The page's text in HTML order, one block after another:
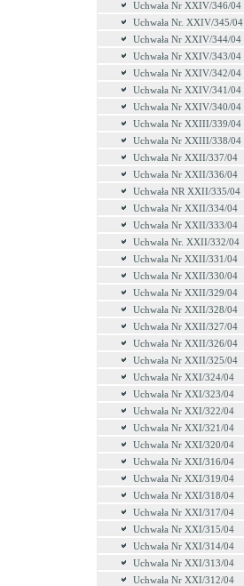
Uchwała Nr XXIV/346/04
Uchwała Nr. XXIV/345/04
Uchwała Nr XXIV/344/04
Uchwała Nr XXIV/343/04
Uchwała Nr XXIV/342/04
Uchwała Nr XXIV/341/04
Uchwała Nr XXIV/340/04
Uchwała Nr XXIII/339/04
Uchwała Nr XXIII/338/04
Uchwała Nr XXII/337/04
Uchwała Nr XXII/336/04
Uchwała NR XXII/335/04
Uchwała Nr XXII/334/04
Uchwała Nr XXII/333/04
Uchwała Nr. XXII/332/04
Uchwała Nr XXII/331/04
Uchwała Nr XXII/330/04
Uchwała Nr XXII/329/04
Uchwała Nr XXII/328/04
Uchwała Nr XXII/327/04
Uchwała Nr XXII/326/04
Uchwała Nr XXII/325/04
Uchwała Nr XXI/324/04
Uchwała Nr XXI/323/04
Uchwała Nr XXI/322/04
Uchwała Nr XXI/321/04
Uchwała Nr XXI/320/04
Uchwała Nr XXI/316/04
Uchwała Nr XXI/319/04
Uchwała Nr XXI/318/04
Uchwała Nr XXI/317/04
Uchwała Nr XXI/315/04
Uchwała Nr XXI/314/04
Uchwała Nr XXI/313/04
Uchwała Nr XXI/312/04